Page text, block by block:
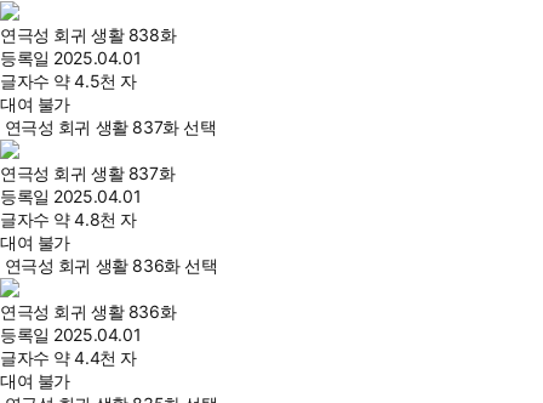
연극성 회귀 생활 838화
등록일 2025.04.01
글자수 약 4.5천 자
대여 불가
연극성 회귀 생활 837화 선택
연극성 회귀 생활 837화
등록일 2025.04.01
글자수 약 4.8천 자
대여 불가
연극성 회귀 생활 836화 선택
연극성 회귀 생활 836화
등록일 2025.04.01
글자수 약 4.4천 자
대여 불가